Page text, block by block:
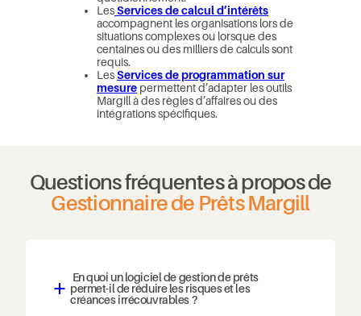
LesServices de calcul d’intérêts
accompagnent les organisations lors de
situations complexes ou lorsque des
centaines ou des milliers de calculs sont
requis.
LesServices de programmation sur
mesure permettent d’adapter les outils
Margill à des règles d’affaires ou des
intégrations spécifiques.
Questions fréquentes à propos de
Gestionnaire de Prêts Margill
a
En quoi un logiciel de gestion de prêts
permet-il de réduire les risques et les
créances irrécouvrables ?